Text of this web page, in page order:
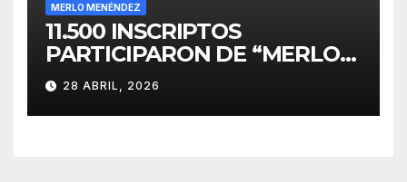
MERLO MENÉNDEZ
11.500 INSCRIPTOS
PARTICIPARON DE “MERLO
CORRE POR MALVINAS”
28 ABRIL, 2026